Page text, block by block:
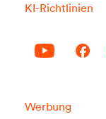
KI-Richtlinien
Werbung